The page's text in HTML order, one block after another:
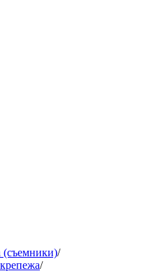
(съемники)/
/